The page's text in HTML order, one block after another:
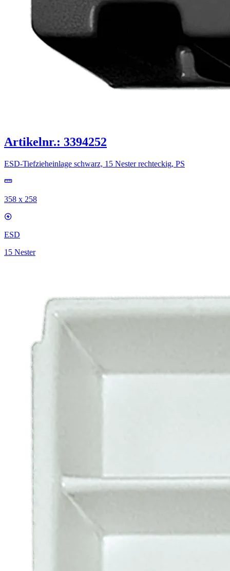
Artikelnr.: 3394252
ESD-Tiefzieheinlage schwarz, 15 Nester rechteckig, PS
358 x 258
ESD
15 Nester